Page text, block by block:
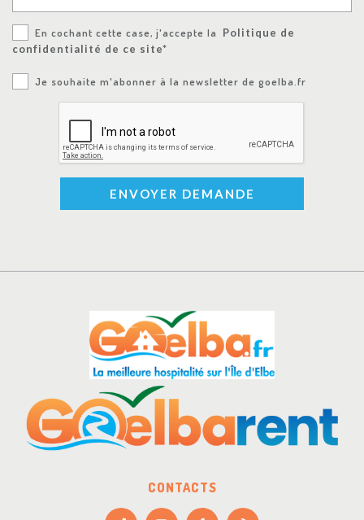
En cochant cette case, j'accepte la
Politique de
confidentialité de ce site*
Je souhaite m'abonner à la newsletter de goelba.fr
ENVOYER DEMANDE
CONTACTS